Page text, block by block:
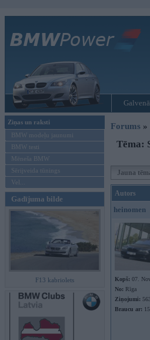
Galvenā
Ziņas un raksti
BMW modeļu jaunumi
BMW testi
Mēneša BMW
Sērijveida tūnings
Vel...
Gadījuma bilde
F13 kabriolets
Forums »
Tēma:
Jauna
Autors
heinomen
Kopš: 07.
No: Rīga
Ziņojumi:
Braucu ar: 15